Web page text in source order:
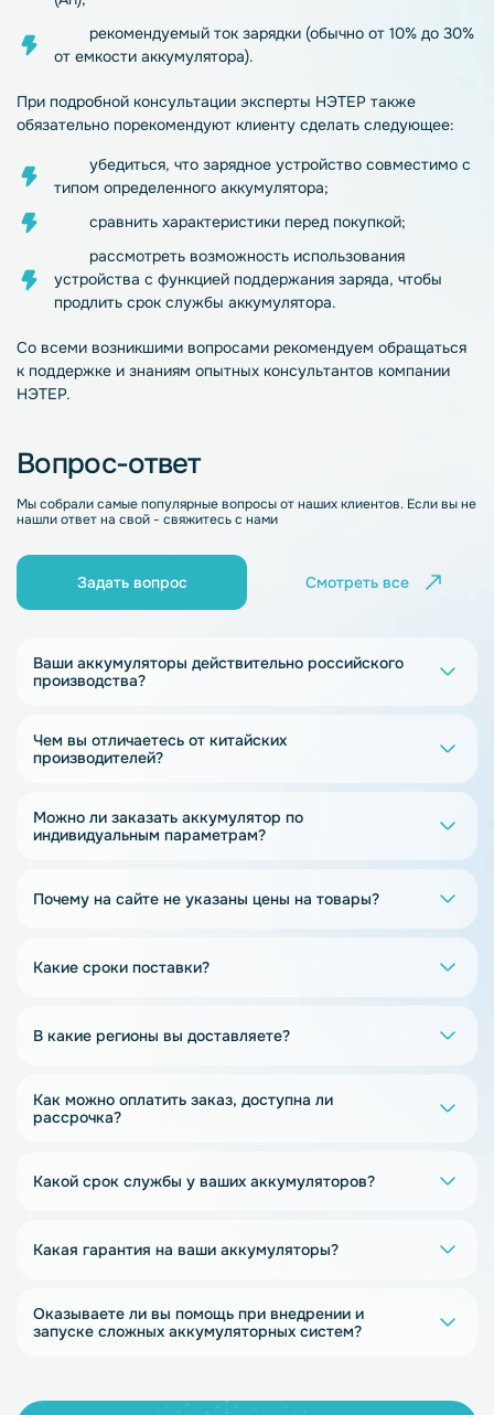
рекомендуемый ток зарядки (обычно от 10% до 30%
от емкости аккумулятора).
При подробной консультации эксперты НЭТЕР также
обязательно порекомендуют клиенту сделать следующее:
убедиться, что зарядное устройство совместимо с
типом определенного аккумулятора;
сравнить характеристики перед покупкой;
рассмотреть возможность использования
устройства с функцией поддержания заряда, чтобы
продлить срок службы аккумулятора.
Со всеми возникшими вопросами рекомендуем обращаться
к поддержке и знаниям опытных консультантов компании
НЭТЕР.
Вопрос-ответ
Мы собрали самые популярные вопросы от наших клиентов. Если вы не
нашли ответ на свой - свяжитесь с нами
Задать вопрос Смотреть все
Ваши аккумуляторы действительно российского
производства?
Чем вы отличаетесь от китайских
производителей?
Можно ли заказать аккумулятор по
индивидуальным параметрам?
Почему на сайте не указаны цены на товары?
Какие сроки поставки?
В какие регионы вы доставляете?
Как можно оплатить заказ, доступна ли
рассрочка?
Какой срок службы у ваших аккумуляторов?
Какая гарантия на ваши аккумуляторы?
Оказываете ли вы помощь при внедрении и
запуске сложных аккумуляторных систем?